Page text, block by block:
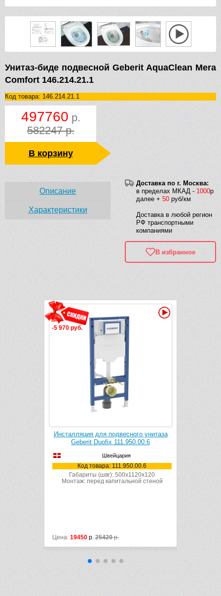
Унитаз-биде подвесной Geberit AquaClean Mera
Comfort 146.214.21.1
Код товара: 146.214.21.1
497760 р.
582247 р.
В корзину
Доставка по г. Москва:
в пределах МКАД - 1000р
далее + 50 руб/км
Доставка в любой регион
РФ транспортными
компаниями
В избранное
Описание
Характеристики
Видео
унитаза
Инсталляция для подвесного унитаза
Geberit Duofix UP320 111.362.00.5
Швейцария
Код товара: 111.362.00.5
Габариты (швг): 500x1120x12
Цена:28815 р.